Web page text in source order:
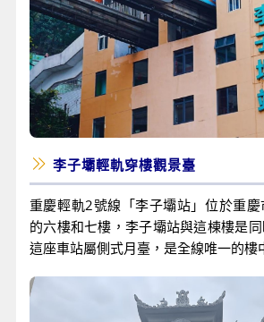
李子壩輕軌穿樓觀景臺
重慶輕軌2號線「李子壩站」位於重
的六樓和七樓，李子壩站與這棟樓是同
這座車站屬側式月臺，是全線唯一的樓